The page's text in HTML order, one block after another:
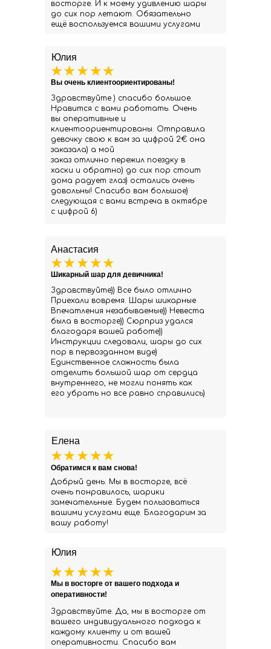
Юлия
Здравствуйте. Да, мы в восторге от
вашего индивидуального подхода к
каждому клиенту и от вашей
оперативности. Спасибо вам
Мы в восторге от вашего подхода и
оперативности!
Елена
Добрый день. Мы в восторге, всё
очень понравилось, шарики
замечательные. Будем пользоваться
вашими услугами еще. Благодарим за
вашу работу!
Обратимся к вам снова!
Юлия
Здравствуйте ) спасибо большое.
Нравится с вами работать. Очень
вы оперативные и
клиентоориентированы. Отправила
девочку свою к вам за цифрой 2€ она
заказала) а мой
заказ отлично пережил поездку в
хаски и обратно) до сих пор стоит
дома радует глаз) остались очень
довольны! Спасибо вам большое)
следующая с вами встреча в октябре
с цифрой 6)
Вы очень клиентоориентированы!
Анастасия
Здравствуйте)) Все было отлично
Приехали вовремя. Шары шикарные
Впечатления незабываемые)) Невеста
была в восторге)) Сюрприз удался
благодаря вашей работе))
Инструкции следовали, шары до сих
пор в первозданном виде)
Единственное сложность была
отделить большой шар от сердца
внутреннего, не могли понять как
его убрать но все равно справились)
Шикарный шар для девичника!
восторге. И к моему удивлению шары
до сих пор летают. Обязательно
ещё воспользуемся вашими услугами